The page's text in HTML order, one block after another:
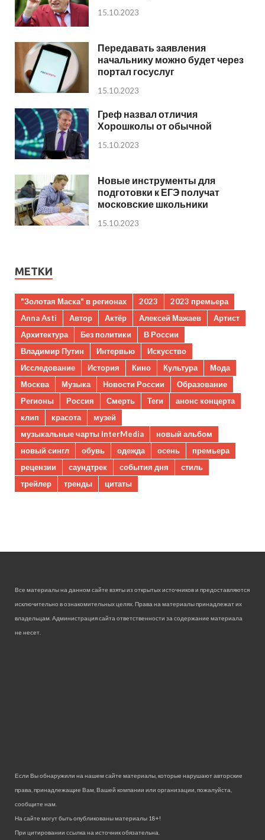
15.10.2023
Передавать заявления
начальнику можно будет через
портал госуслуг
15.10.2023
Греф назвал отличия
Хорошколы от обычной
15.10.2023
Новые инструменты для
подготовки к ЕГЭ получат
московские школьники
15.10.2023
МЕТКИ
"Золотая Маска" в регионах 2023
2023 премьера
Anna Asti
Автор Актёр Алексей Мажаев
Артист
Архитектура
Без политики
В России
Владимир Путин
Интервью
Искусство
Исследование
История Кино Культура
Мода
Москва
Музыка Новости России
Образование
Регионы
Россия Смерть Теги
анонс концерта
клип
красота
музей
музыкальные чарты InterMedia
новый альбом
новый сингл
обувь одежда осень
премьера
рецензии
саундтрек события дня
стиль
трейлер
тренды цитаты
Все материалы на данном сайте взяты из открытых источников и предоставляются
исключительно в ознакомительных целях. Права на материалы принадлежат их
владельцам. Администрация сайта ответственности за содержание материала
не несет.
Если Вы обнаружили на нашем сайте материалы, которые нарушают авторские
права, принадлежащие Вам, Вашей компании или организации, пожалуйста,
сообщите нам.
На сайте могут быть опубликованы материалы 18+!
При цитировании ссылка на источник обязательна.